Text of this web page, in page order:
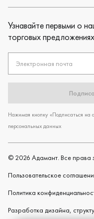
Узнавайте первыми о
торговых предложениях
Электронная почта
Нажимая кнопку «Подписаться на
персональных данных
© 2026 Адамант. Все права
Пользовательское
Политика
Разработка дизайна,